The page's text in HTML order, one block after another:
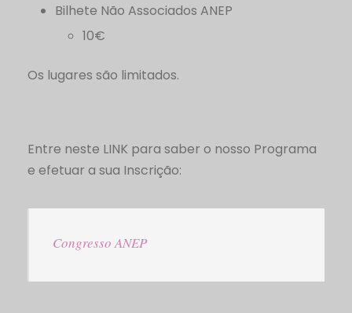
Bilhete Não Associados ANEP
10€
Os lugares são limitados.
Entre neste LINK para saber o nosso Programa
e efetuar a sua Inscrição:
Congresso ANEP